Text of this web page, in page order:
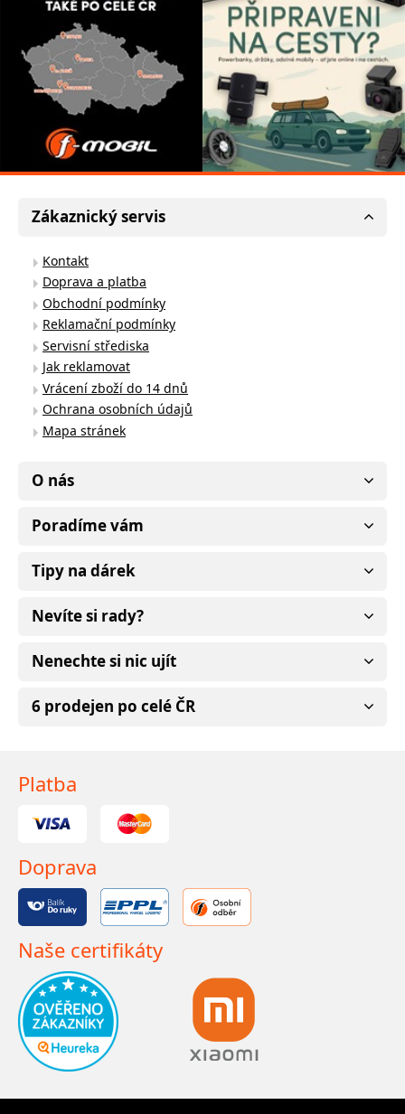
Zákaznický servis
Kontakt
Doprava a platba
Obchodní podmínky
Reklamační podmínky
Servisní střediska
Jak reklamovat
Vrácení zboží do 14 dnů
Ochrana osobních údajů
Mapa stránek
O nás
Poradíme vám
Tipy na dárek
Nevíte si rady?
Nenechte si nic ujít
6 prodejen po celé ČR
Platba
Doprava
Naše certifikáty